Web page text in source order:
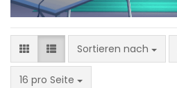
Sortieren nach
Sortieren nach
16 pro Seite
pro Seite